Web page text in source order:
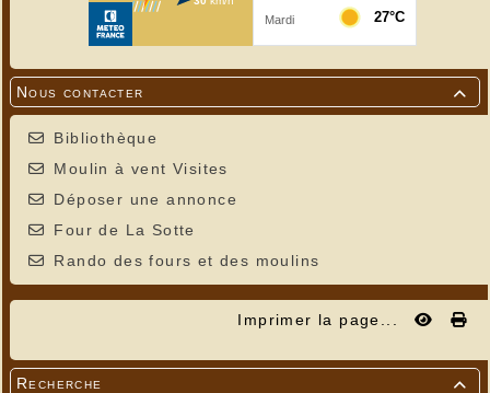

Nous contacter
Bibliothèque
Moulin à vent Visites
Déposer une annonce
Four de La Sotte
Rando des fours et des moulins
Imprimer la page...

Recherche